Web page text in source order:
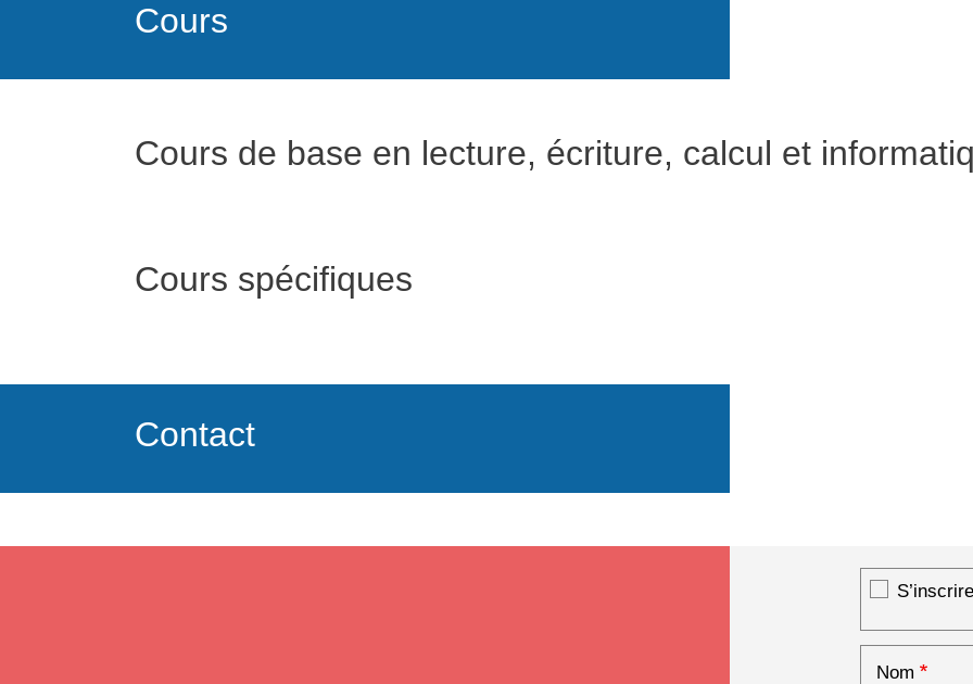
Cours
Cours de base en lecture, écriture, calcul et
Cours spécifiques
Contact
Nom